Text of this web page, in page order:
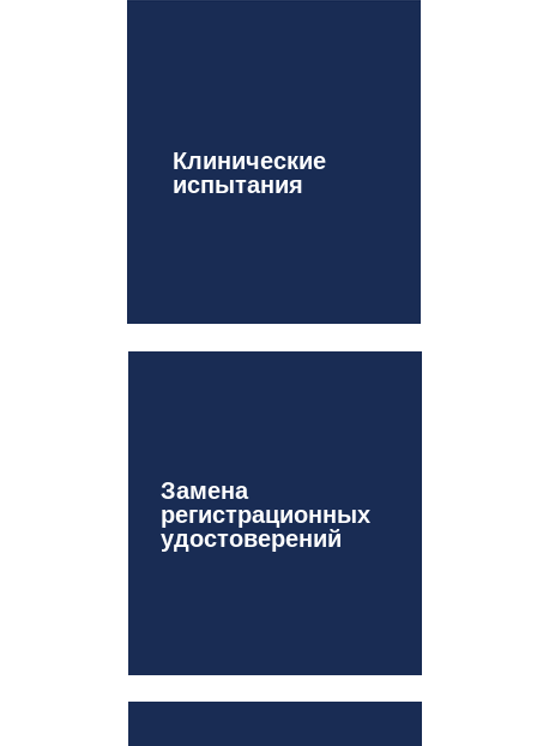
Замена
регистрационных
удостоверений
Клинические
испытания